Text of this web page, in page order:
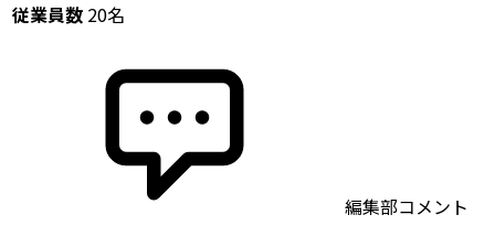
従業員数 20名
編集部コメント